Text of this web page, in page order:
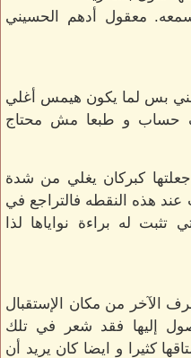
معقول أدهم الحسيني
بس لما يكون هيمس أغلي
حساب و طبعا مش محتاج
كبركان يغلي من شدة
عند هذه النقطه فالتراجع في
له براءة نواياها لذا
الآخر من مكان الإستقبال
إليها فقد شعر في تلك
كثيرا و ايضا كان يريد أن